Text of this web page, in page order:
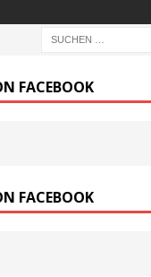
FACEBOOK
FACEBOOK